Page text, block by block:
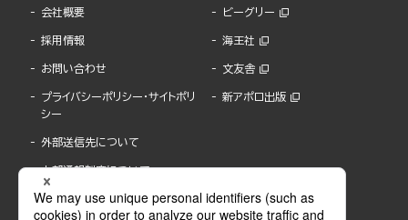
会社概要
採用情報
お問い合わせ
プライバシーポリシー・サイトポリ
シー
外部送信先について
内部通報制度について
ビーグリー
海王社
文友舎
新アポロ出版